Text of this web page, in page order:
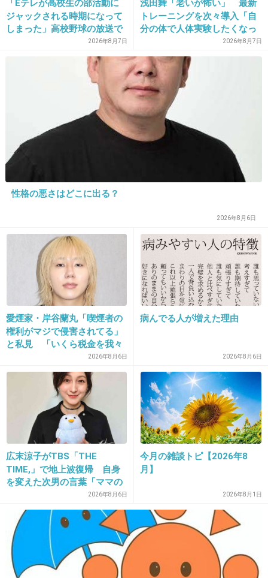
先日ドラッグストアのポイントカードをアプリにしようと
したら登録時の生年月日と電話番号が必要とかで旦那が昔
に作ったカードを私が使ってるから出来なかった
2020/11/16(月) 15:17:49
私も今１枚解約して
更新されて古くなってる動物病院のカード処分した
+1 -0
22. 匿名2020/11/16(月) 15:19:00
JAFの会員カード
キャッシュカード3枚
2020/11/16(月) 15:19:17
これ入ってる。
+6 -0
24. 匿名2020/11/16(月) 15:22:46
使用頻度の多いもの15枚くらいお財布にいれて、あとは都
度持って行く(診察券とかメンバーズカードとか)。アプリで
済むものはアプリにしている。長財布だからあまりパンパ
ンにならない。
「Eテレが高校生の部活動に
ジャックされる時期になって
しまった」高校野球の放送で
夕方の幼児番組が放送されな
くなってしまうことへの不満
に様々な意見が集まる
2026年8月7日
浅田舞「老いが怖い」 最新
トレーニングを次々導入「自
分の体で人体実験したくなっ
2026年8月7日
性格の悪さはどこに出る？
2026年8月6日
愛煙家・岸谷蘭丸「喫煙者の
権利がマジで侵害されてる」
と私見 「いくら税金を我々
2026年8月6日
病んでる人が増えた理由
2026年8月6日
広末涼子がTBS「THE
TIME,」で地上波復帰 自身
を変えた次男の言葉「ママの
ファンの人なら、知りたいん
じゃないか」
2026年8月6日
今月の雑談トピ【2026年8
月】
2026年8月1日